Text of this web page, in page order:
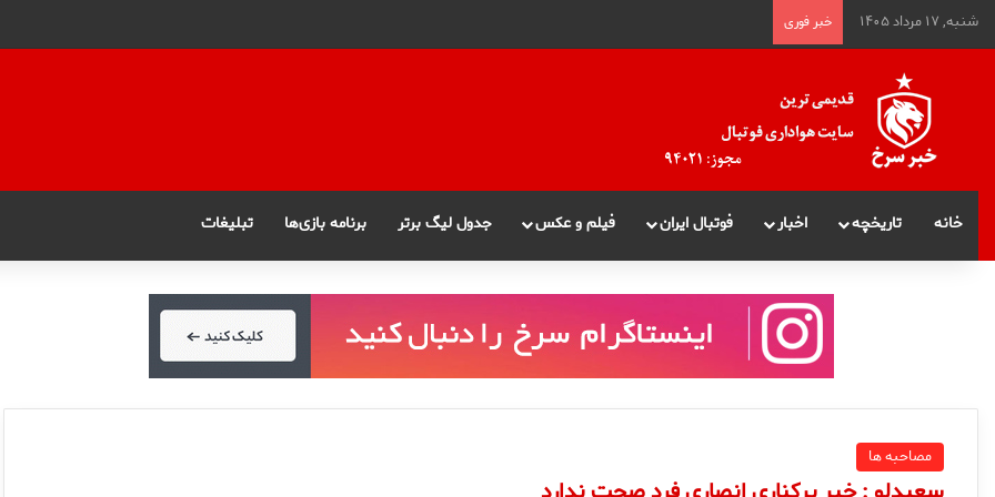
شنبه, ۱۷ مرداد ۱۴۰۵ خبر فوری
خانه تاریخچه اخبار فوتبال ایران فیلم و عکس جدول لیگ برتر برنامه بازی‌ها تبلیغات
مصاحبه ها